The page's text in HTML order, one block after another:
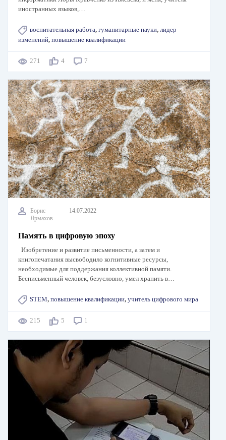
иностранных языков,…
воспитательная работа, гуманитарные науки, лидер
изменений, повышение квалификации
271 4 7
Борис
Ярмахов
14.07.2022
Память в цифровую эпоху
Изобретение и развитие письменности, а затем и
книгопечатания высвободило когнитивные ресурсы,
необходимые для поддержания коллективной памяти.
Бесписьменный человек, безусловно, умел хранить в…
STEM, повышение квалификации, учитель цифрового мира
215 5 1